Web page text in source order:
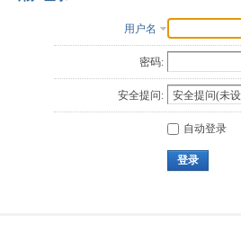
用户名
密码:
安全提问:
自动登录
登录